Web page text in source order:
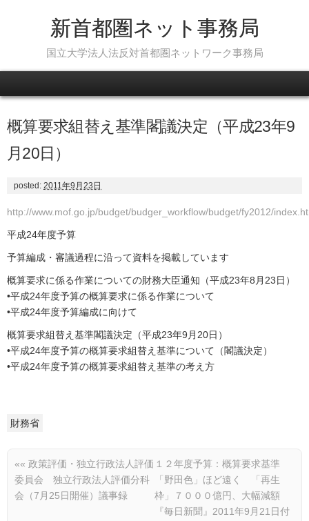
新首都圏ネット事務局
国立大学法人法反対首都圏ネットワーク事務局
概算要求組替え基準閣議決定（平成23年9
月20日）
posted: 2011年9月23日
http://www.mof.go.jp/budget/budger_workflow/budget/fy2012/
平成24年度予算
予算編成・審議過程に沿って資料を掲載しています
概算要求に係る作業についての財務大臣通知（平成23年8月23日）
•平成24年度予算の概算要求に係る作業について
•平成24年度予算編成に向けて
概算要求組替え基準閣議決定（平成23年9月20日）
•平成24年度予算の概算要求組替え基準について（閣議決定）
•平成24年度予算の概算要求組替え基準の考え方
財務省
«« 政策評価・独立行政法人評価
委員会 独立行政法人評価分科
会（7月25日開催）議事録
１２年度予算：概算要求基準
「野田色」ほど遠く 「再生
枠」７０００億円、大幅減額
『毎日新聞』2011年9月21日付